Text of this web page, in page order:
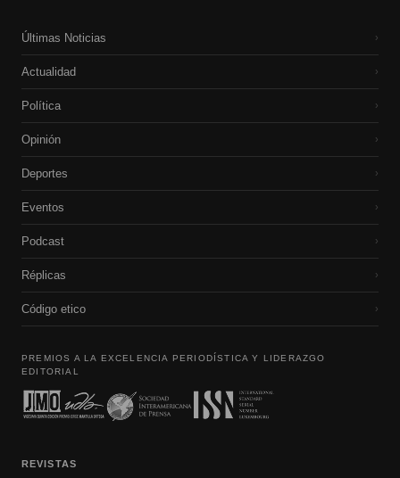
Últimas Noticias ›
Actualidad ›
Política ›
Opinión ›
Deportes ›
Eventos ›
Podcast ›
Réplicas ›
Código etico ›
PREMIOS A LA EXCELENCIA PERIODÍSTICA Y LIDERAZGO
EDITORIAL
REVISTAS